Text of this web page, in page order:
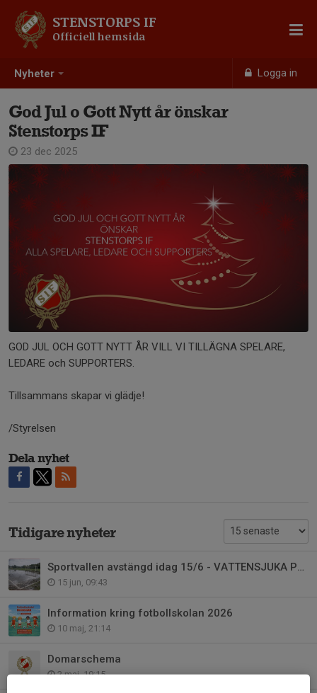
Nyheter Logga in
STENSTORPS IF
Officiell hemsida
God Jul o Gott Nytt år önskar
Stenstorps IF
23 dec 2025
GOD JUL OCH GOTT NYTT ÅR VILL VI TILLÄGNA SPELARE,
LEDARE och SUPPORTERS.
Tillsammans skapar vi glädje!
/Styrelsen
Dela nyhet
Tidigare nyheter
Sportvallen avstängd idag 15/6 - VATTENSJUKA PLANER
15 jun, 09:43
Information kring fotbollskolan 2026
10 maj, 21:14
Domarschema
2 maj, 19:15